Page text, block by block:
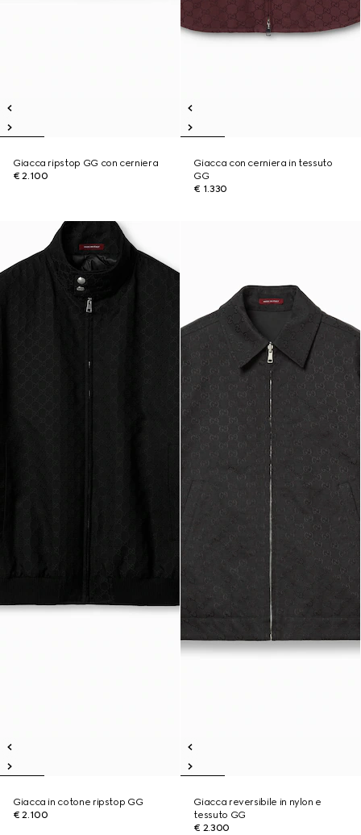
Giacca ripstop GG con cerniera
€ 2.100
Giacca con cerniera in tessuto
GG
€ 1.330
Giacca in cotone ripstop GG
€ 2.100
Giacca reversibile in nylon e
tessuto GG
€ 2.300